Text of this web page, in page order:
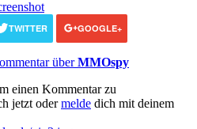
TWITTER GOOGLE+
überMMOspy
einen Kommentar zu
jetzt odermelde dich mit deinem